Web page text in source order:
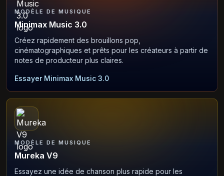
MODÈLE DE MUSIQUE
Minimax Music 3.0
Créez rapidement des brouillons pop,
cinématographiques et prêts pour les créateurs à partir de
notes de producteur plus claires.
Essayer Minimax Music 3.0
MODÈLE DE MUSIQUE
Mureka V9
Essayez une idée de chanson plus rapide pour les